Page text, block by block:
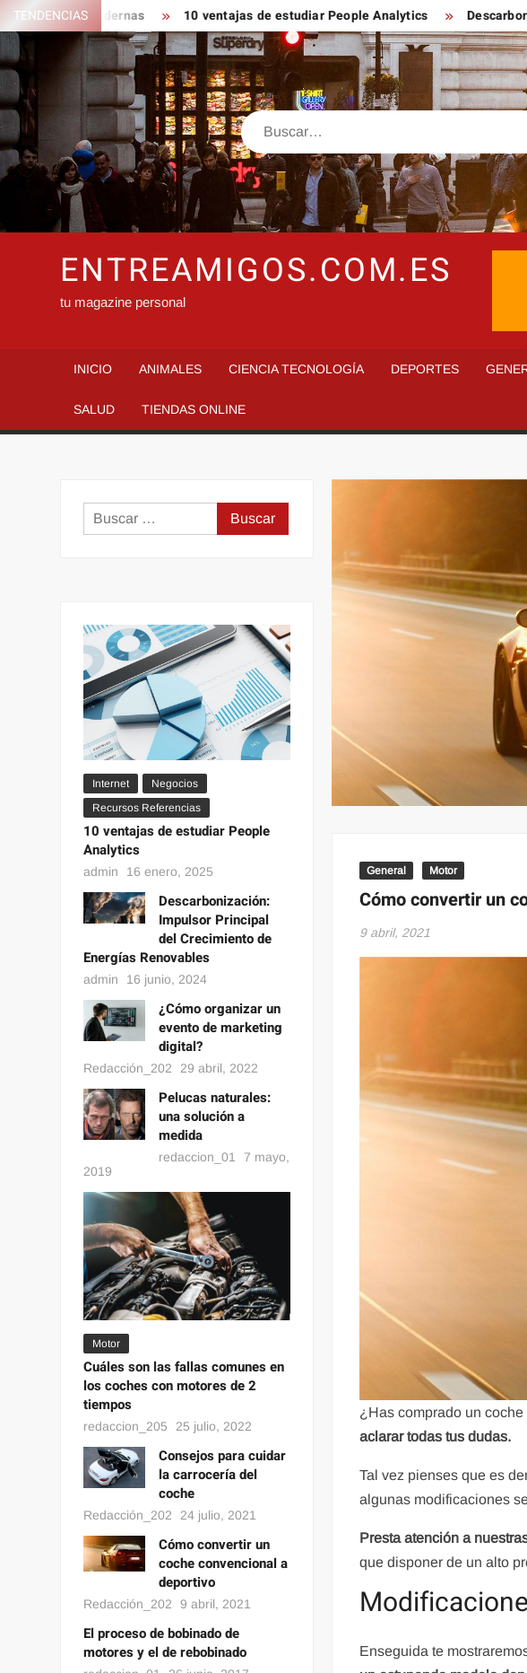
Saltar
al
contenido
TENDENCIAS
modernas 10 ventajas de estudiar People Analytics Descarbonización:
Buscar
ENTREAMIGOS.COM.ES
tu magazine personal
INICIO ANIMALES CIENCIA TECNOLOGÍA DEPORTES
SALUD TIENDAS ONLINE
General Motor
Cómo convertir un
9 abril, 2021
¿Has comprado un
aclarar todas tus dudas.
Tal vez pienses que es
algunas modificaciones
Presta atención a
que disponer de un alto
Enseguida te
Buscar:
Internet
Negocios
Recursos Referencias
10 ventajas de estudiar People
Analytics
admin 16 enero, 2025
Descarbonización:
Impulsor Principal
del Crecimiento de
Energías Renovables
admin 16 junio, 2024
¿Cómo organizar un
evento de marketing
digital?
Redacción_202 29 abril, 2022
Pelucas naturales:
una solución a
medida
redaccion_01
7 mayo,
2019
Motor
Cuáles son las fallas comunes en
los coches con motores de 2
tiempos
redaccion_205 25 julio, 2022
Consejos para cuidar
la carrocería del
coche
Redacción_202 24 julio, 2021
Cómo convertir un
coche convencional a
deportivo
Redacción_202 9 abril, 2021
El proceso de bobinado de
motores y el de rebobinado